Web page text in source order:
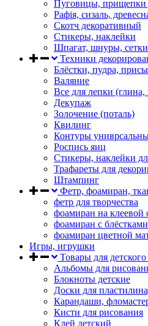
Пуговицы, прищепки
Рафія, сизаль,
Скотч декоративный
Стикеры, наклейки
Шпагат, шнуры, сетки
Техники
Блёстки, пудра,
Валяние
Все для лепки
Декупаж
Золочение (поталь)
Квилинг
Контуры
Роспись яиц
Стикеры, наклейки
Трафареты для
Штампинг
Фетр, фоамиран,
фетр для творчества
фоамиран на клеевой
фоамиран с
фоамиран цветной
Игры, игрушки
Товары для детского
Альбомы для
Блокноты детские
Доски для
Карандаши,
Кисти для рисования
Клей детский